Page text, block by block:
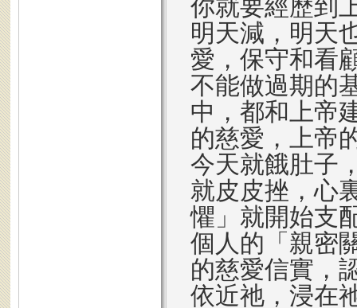
你就要經歷到
明天減，明天
愛，保守和看
不能做過期的
中，都和上帝
的慈愛，上帝
今天就餓肚子
就皮皮挫，心
懼」就開始支
個人的「親密
的慈愛信實，
依近祂，浸在